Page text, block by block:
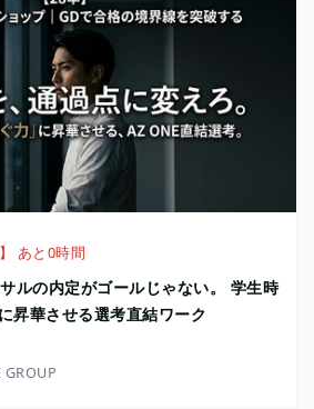
あと0時間
ルの内定がゴールじゃない。 学生時
昇華させる選考直結ワーク